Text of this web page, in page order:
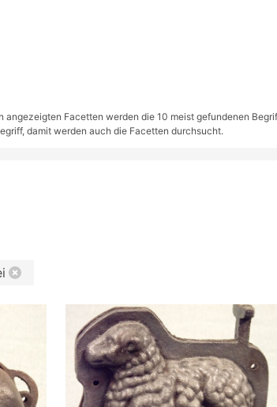
angezeigten Facetten werden die 10 meist gefundenen
damit werden auch die Facetten durchsucht.